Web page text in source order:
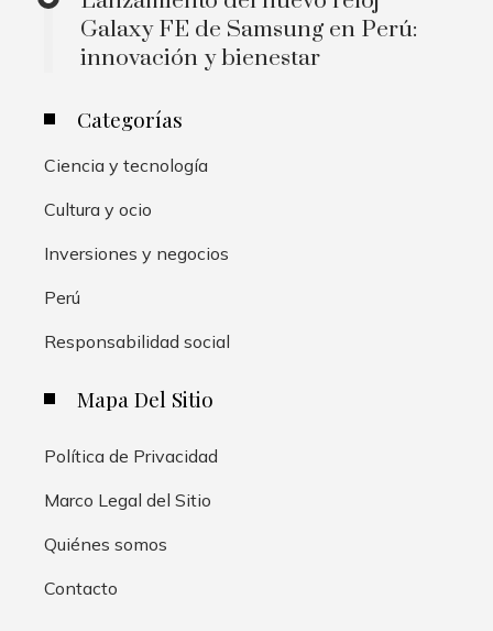
Galaxy FE de Samsung en Perú:
innovación y bienestar
Categorías
Ciencia y tecnología
Cultura y ocio
Inversiones y negocios
Perú
Responsabilidad social
Mapa Del Sitio
Política de Privacidad
Marco Legal del Sitio
Quiénes somos
Contacto